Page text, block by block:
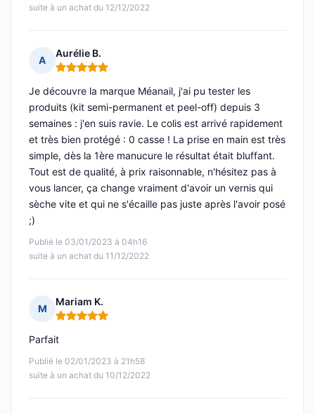
suite à un achat du 12/12/2022
A
Aurélie B.
Note : 5 sur 5
Publié le 03/01/2023 à 04h16
suite à un achat du 11/12/2022
Je découvre la marque Méanail, j'ai pu tester les
produits (kit semi-permanent et peel-off) depuis 3
semaines : j'en suis ravie. Le colis est arrivé rapidement
et très bien protégé : 0 casse ! La prise en main est très
simple, dès la 1ère manucure le résultat était bluffant.
Tout est de qualité, à prix raisonnable, n'hésitez pas à
vous lancer, ça change vraiment d'avoir un vernis qui
sèche vite et qui ne s'écaille pas juste après l'avoir posé
;)
M
Mariam K.
Note : 5 sur 5
Publié le 02/01/2023 à 21h58
suite à un achat du 10/12/2022
Parfait